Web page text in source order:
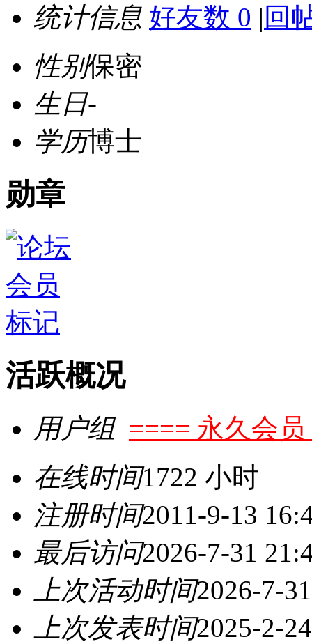
统计信息 好友数 0 | 回
性别保密
生日-
学历博士
勋章
活跃概况
用户组 ==== 永久会员
在线时间1722 小时
注册时间2011-9-13
最后访问2026-7-31
上次活动时间2026-7-
上次发表时间2025-2-